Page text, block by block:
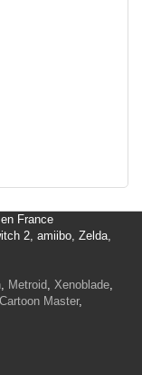
France
2, amiibo, Zelda,
, Metroid, Xenoblade,
Cartoon Master,